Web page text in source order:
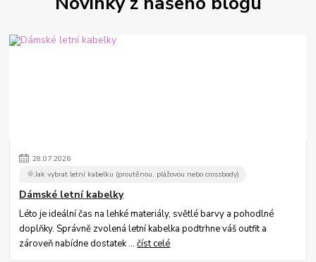
28.07.2026
🌞Jak vybrat letní kabelku (proutěnou, plážovou nebo crossbody)
Dámské letní kabelky
Léto je ideální čas na lehké materiály, světlé barvy a pohodlné
doplňky. Správně zvolená letní kabelka podtrhne váš outfit a
zároveň nabídne dostatek ...číst celé